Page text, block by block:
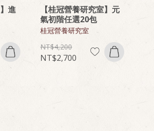
進
【桂冠營養研究室】元
氣初階任選20包
桂冠營養研究室
4,200
2,700